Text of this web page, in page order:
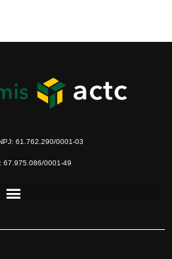
61.762.290/0001-03
67.975.086/0001-49